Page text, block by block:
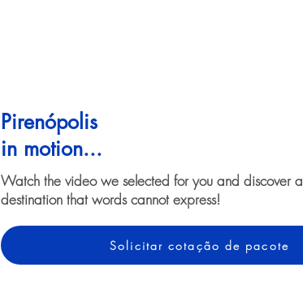
Pirenópolis
in motion...
Watch the video we selected for you and discover a
destination that words cannot express!
Solicitar cotação de pacote